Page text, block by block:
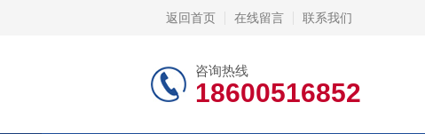
返回首页 在线留言 联系我们
咨询热线
18600516852